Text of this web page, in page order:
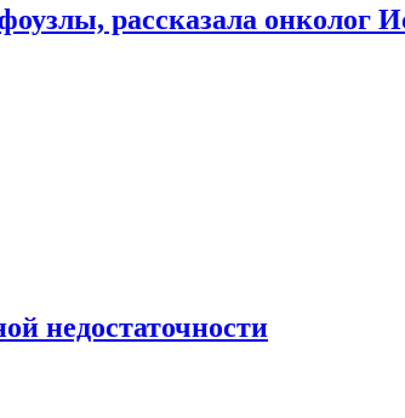
рассказала онколог
недостаточности